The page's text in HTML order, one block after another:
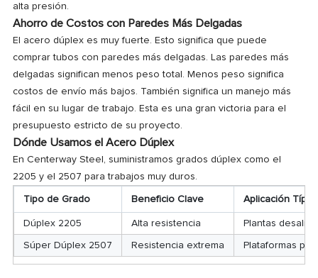
alta presión.
Ahorro de Costos con Paredes Más Delgadas
El acero dúplex es muy fuerte. Esto significa que puede
comprar tubos con paredes más delgadas. Las paredes más
delgadas significan menos peso total. Menos peso significa
costos de envío más bajos. También significa un manejo más
fácil en su lugar de trabajo. Esta es una gran victoria para el
presupuesto estricto de su proyecto.
Dónde Usamos el Acero Dúplex
En Centerway Steel, suministramos grados dúplex como el
2205 y el 2507 para trabajos muy duros.
Tipo de Grado Beneficio Clave Aplicación
Dúplex 2205 Alta resistencia Plantas
Súper Dúplex 2507 Resistencia extrema Plataformas